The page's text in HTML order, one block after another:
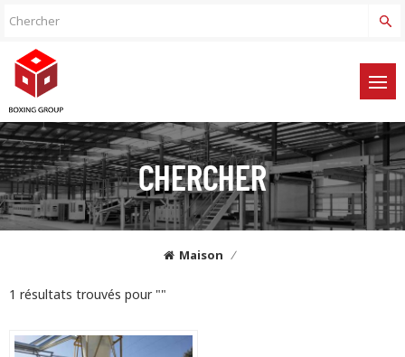
CHERCHER
Maison /
1 résultats trouvés pour ""